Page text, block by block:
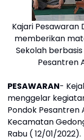
Kajari Pesawaran
memberikan
Sekolah
Pesantren
PESAWARAN-
menggelar
Pondok Pesantren
Kecamatan
Rabu ( 12/01/2022).